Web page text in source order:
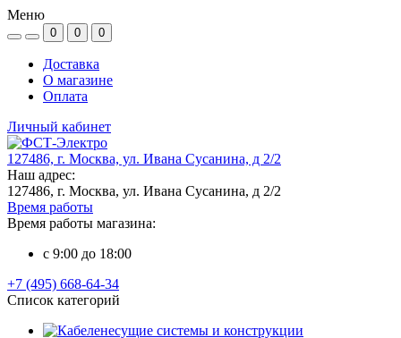
Меню
0 0 0
Доставка
О магазине
Оплата
Личный кабинет
127486, г. Москва, ул. Ивана Сусанина, д 2/2
Наш адрес:
127486, г. Москва, ул. Ивана Сусанина, д 2/2
Время работы
Время работы магазина:
c 9:00 до 18:00
+7 (495) 668-64-34
Список категорий